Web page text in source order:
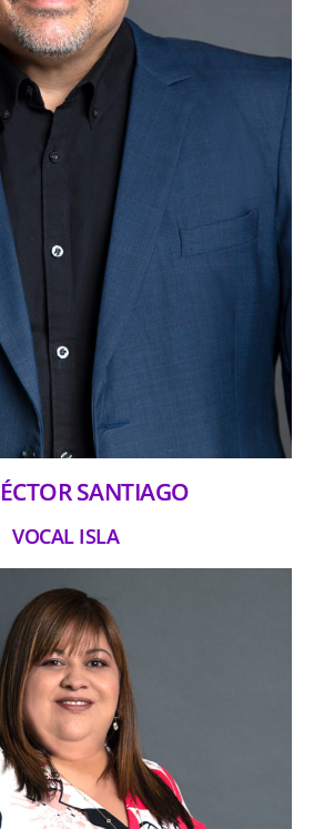
SANTIAGO
VOCAL ISLA